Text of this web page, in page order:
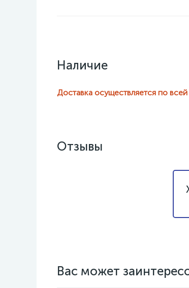
Наличие
Доставка осуществляется по
Отзывы
Вас может